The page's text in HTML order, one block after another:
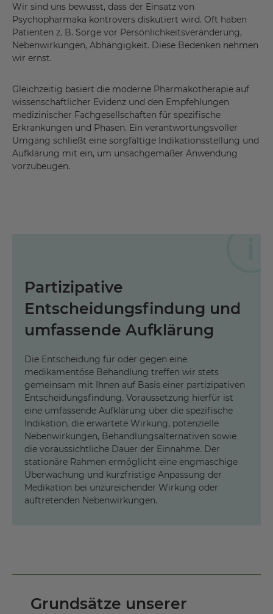
Wir sind uns bewusst, dass der Einsatz von
Psychopharmaka kontrovers diskutiert wird. Oft haben
Patienten z. B. Sorge vor Persönlichkeitsveränderung,
Nebenwirkungen, Abhängigkeit. Diese Bedenken nehmen
wir ernst.
Gleichzeitig basiert die moderne Pharmakotherapie auf
wissenschaftlicher Evidenz und den Empfehlungen
medizinischer Fachgesellschaften für spezifische
Erkrankungen und Phasen. Ein verantwortungsvoller
Umgang schließt eine sorgfältige Indikationsstellung und
Aufklärung mit ein, um unsachgemäßer Anwendung
vorzubeugen.
Partizipative
Entscheidungsfindung und
umfassende Aufklärung
Die Entscheidung für oder gegen eine
medikamentöse Behandlung treffen wir stets
gemeinsam mit Ihnen auf Basis einer partizipativen
Entscheidungsfindung. Voraussetzung hierfür ist
eine umfassende Aufklärung über die spezifische
Indikation, die erwartete Wirkung, potenzielle
Nebenwirkungen, Behandlungsalternativen sowie
die voraussichtliche Dauer der Einnahme. Der
stationäre Rahmen ermöglicht eine engmaschige
Überwachung und kurzfristige Anpassung der
Medikation bei unzureichender Wirkung oder
auftretenden Nebenwirkungen.
Grundsätze unserer